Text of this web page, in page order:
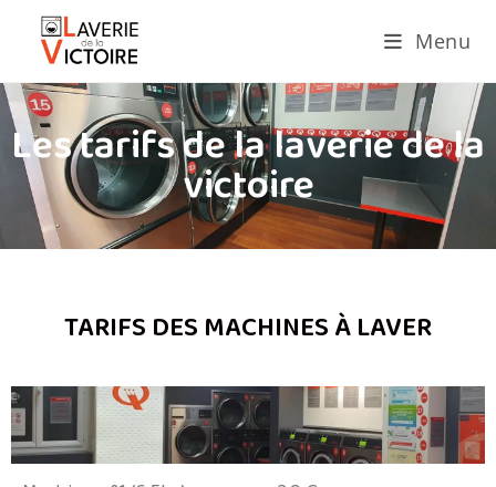
Menu
Les tarifs de la laverie de la
victoire
TARIFS DES MACHINES À LAVER